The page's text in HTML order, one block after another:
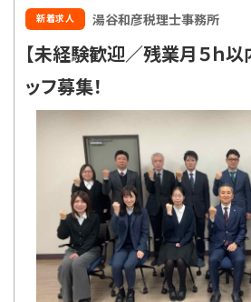
新着求人 湯谷和彦税理士事務所
【未経験歓迎／残業月５ｈ
ッフ募集！